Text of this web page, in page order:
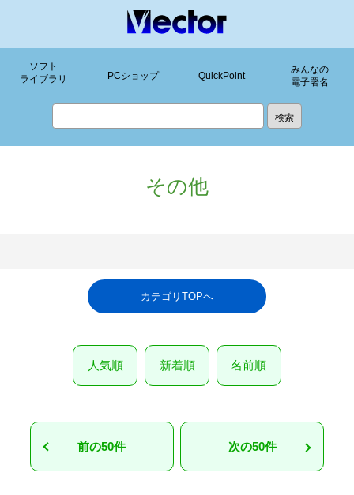
ソフト
ライブラリ
PCショップ QuickPoint
みんなの
電子署名
その他
カテゴリTOPへ
人気順 新着順 名前順
前の50件 次の50件